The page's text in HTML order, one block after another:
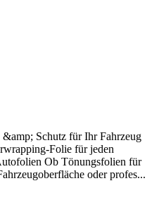
Schutz für Ihr Fahrzeug
Folie für jeden
Ob Tönungsfolien für
oder profes...